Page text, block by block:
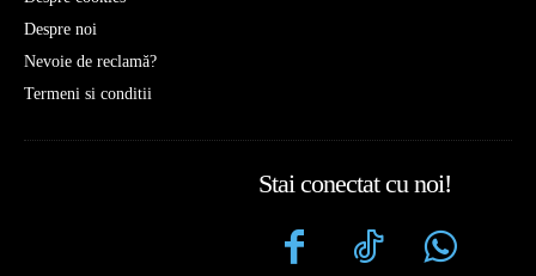
Despre noi
Nevoie de reclamă?
Termeni si conditii
Stai conectat cu noi!